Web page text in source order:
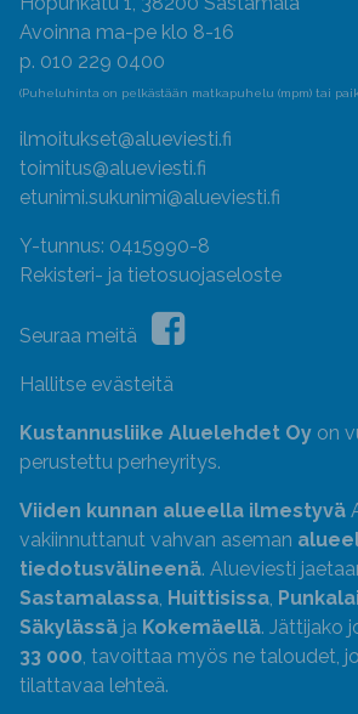
Avoinna ma-pe klo 8-16
p. 010 229 0400
(Puheluhinta on pelkästään matkapuhelu (mpm) tai
ilmoitukset@alueviesti.fi
toimitus@alueviesti.fi
etunimi.sukunimi@alueviesti.fi
Y-tunnus: 0415990-8
Rekisteri- ja tietosuojaseloste
Seuraa meitä
Hallitse evästeitä
Kustannusliike Aluelehdet Oy on
perustettu perheyritys.
Viiden kunnan alueella ilmestyvä
vakiinnuttanut vahvan aseman
tiedotusvälineenä. Alueviesti
Sastamalassa, Huittisissa,
Säkylässä ja Kokemäellä. Jättijako
33 000, tavoittaa myös ne taloudet,
tilattavaa lehteä.